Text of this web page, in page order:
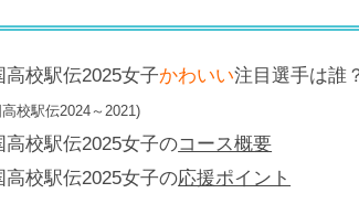
高校駅伝2025女子かわいい注目選手は誰
校駅伝2024～2021)
高校駅伝2025女子のコース概要
高校駅伝2025女子の応援ポイント